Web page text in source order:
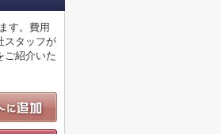
す。費用
スタッフが
ご紹介いた